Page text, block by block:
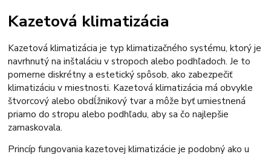
Kazetová klimatizácia
Kazetová klimatizácia je typ klimatizačného systému, ktorý je
navrhnutý na inštaláciu v stropoch alebo podhľadoch. Je to
pomerne diskrétny a estetický spôsob, ako zabezpečiť
klimatizáciu v miestnosti. Kazetová klimatizácia má obvykle
štvorcový alebo obdĺžnikový tvar a môže byť umiestnená
priamo do stropu alebo podhľadu, aby sa čo najlepšie
zamaskovala.
Princíp fungovania kazetovej klimatizácie je podobný ako u